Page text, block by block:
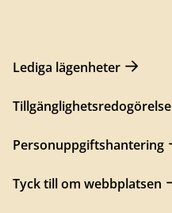
Lediga lägenheter
Tillgänglighetsredogörelse
Personuppgiftshantering
Tyck till om webbplatsen